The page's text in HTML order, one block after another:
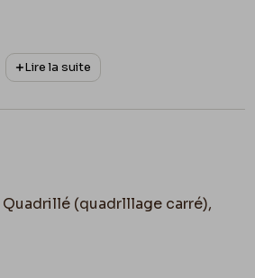
Lire la suite
(quadrlllage carré),